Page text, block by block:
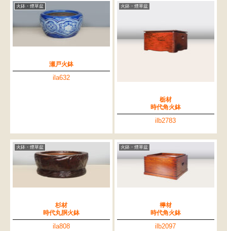
火鉢・煙草盆
瀬戸火鉢
ila632
火鉢・煙草盆
栃材
時代角火鉢
ilb2783
火鉢・煙草盆
杉材
時代丸胴火鉢
ila808
火鉢・煙草盆
﨔材
時代角火鉢
ilb2097